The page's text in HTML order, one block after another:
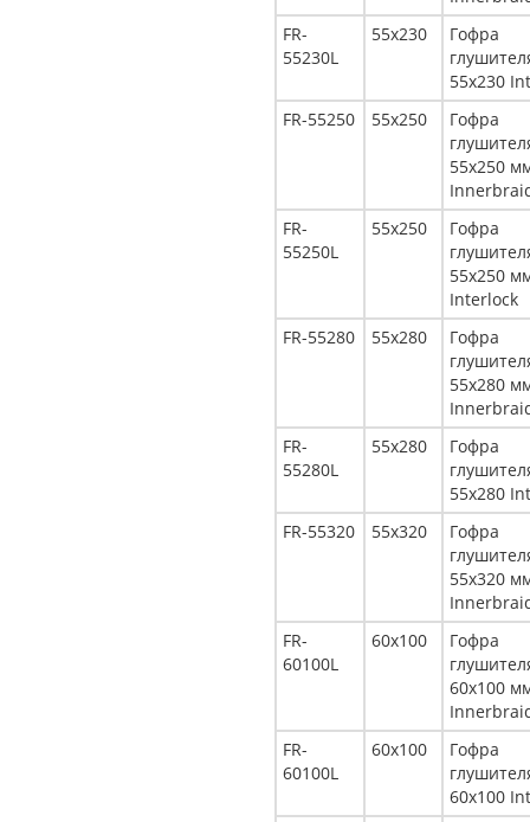
FR-
55230L
55x230
Гофра
55x230
FR-55250
55x250
Гофра
55x250
FR-
55250L
55x250
Гофра
55x250
Interlock
FR-55280
55x280
Гофра
55x280
FR-
55280L
55x280
Гофра
55x280
FR-55320
55x320
Гофра
55x320
FR-
60100L
60x100
Гофра
60x100
FR-
60100L
60x100
Гофра
60x100